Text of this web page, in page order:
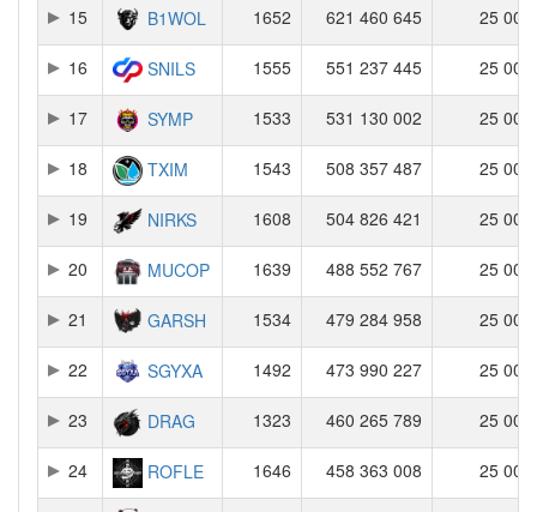
15 B1WOL 1652 621 460 645 25 000
16 SNILS 1555 551 237 445 25 000
17 SYMP 1533 531 130 002 25 000
18 TXIM 1543 508 357 487 25 000
19 NIRKS 1608 504 826 421 25 000
20 MUCOP 1639 488 552 767 25 000
21 GARSH 1534 479 284 958 25 000
22 SGYXA 1492 473 990 227 25 000
23 DRAG 1323 460 265 789 25 000
24 ROFLE 1646 458 363 008 25 000